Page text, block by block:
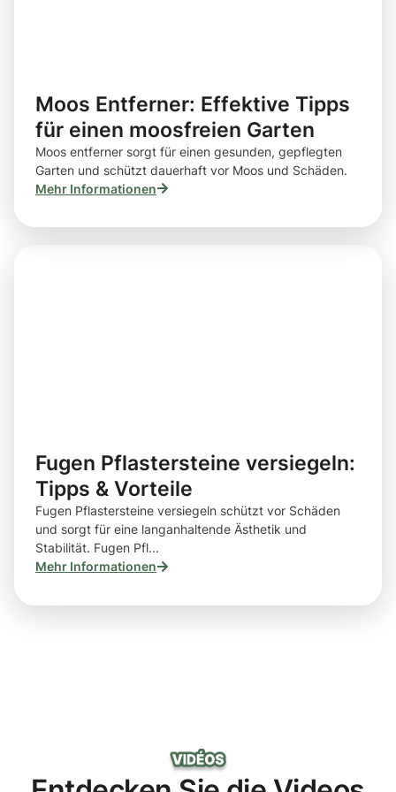
Moos Entferner: Effektive Tipps
für einen moosfreien Garten
Moos entferner sorgt für einen gesunden, gepflegten
Garten und schützt dauerhaft vor Moos und Schäden.
Mehr Informationen
Fugen Pflastersteine versiegeln:
Tipps & Vorteile
Fugen Pflastersteine versiegeln schützt vor Schäden
und sorgt für eine langanhaltende Ästhetik und
Stabilität. Fugen Pfl...
Mehr Informationen